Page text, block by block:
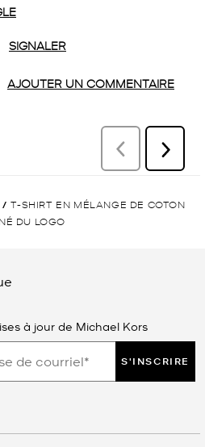
/ T-SHIRT EN MÉLANGE DE COTON
DU LOGO
à jour de Michael Kors
S'INSCRIRE